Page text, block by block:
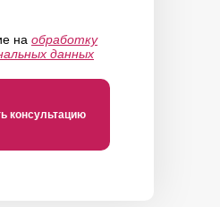
на обработку
данных
консультацию